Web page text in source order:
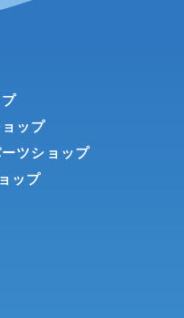
ップ
ツショップ
ップ